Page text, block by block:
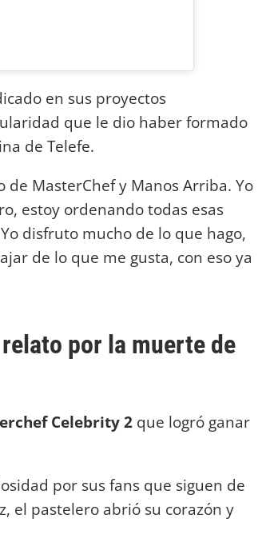
en sus proyectos
que le dio haber formado
de Telefe.
MasterChef y Manos Arriba. Yo
estoy ordenando todas esas
disfruto mucho de lo que hago,
de lo que me gusta, con eso ya
por la muerte de
Celebrity 2 que logró ganar
por sus fans que siguen de
el pastelero abrió su corazón y